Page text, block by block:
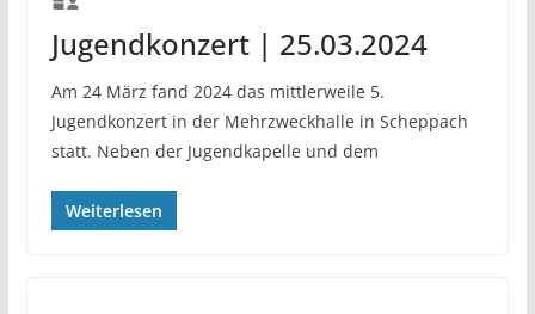
Jugendkonzert | 25.03.2024
Am 24 März fand 2024 das mittlerweile 5.
Jugendkonzert in der Mehrzweckhalle in Scheppach
statt. Neben der Jugendkapelle und dem
Weiterlesen